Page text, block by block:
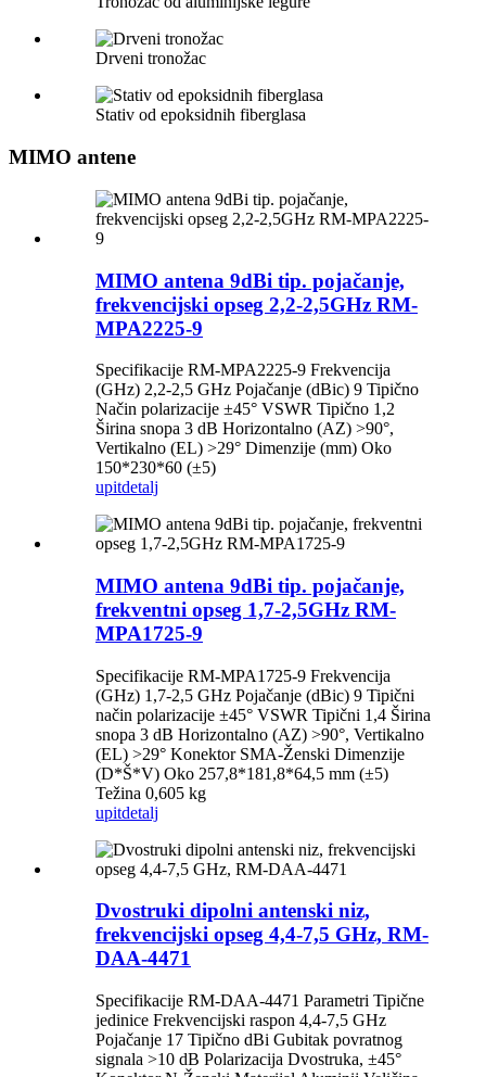
Drveni tronožac
Stativ od epoksidnih fiberglasa
MIMO antene
MIMO antena 9dBi tip. pojačanje,
frekvencijski opseg 2,2-2,5GHz RM-
MPA2225-9
Specifikacije RM-MPA2225-9 Frekvencija
(GHz) 2,2-2,5 GHz Pojačanje (dBic) 9 Tipično
Način polarizacije ±45° VSWR Tipično 1,2
Širina snopa 3 dB Horizontalno (AZ) >90°,
Vertikalno (EL) >29° Dimenzije (mm) Oko
150*230*60 (±5)
upitdetalj
MIMO antena 9dBi tip. pojačanje,
frekventni opseg 1,7-2,5GHz RM-
MPA1725-9
Specifikacije RM-MPA1725-9 Frekvencija
(GHz) 1,7-2,5 GHz Pojačanje (dBic) 9 Tipični
način polarizacije ±45° VSWR Tipični 1,4 Širina
snopa 3 dB Horizontalno (AZ) >90°, Vertikalno
(EL) >29° Konektor SMA-Ženski Dimenzije
(D*Š*V) Oko 257,8*181,8*64,5 mm (±5)
Težina 0,605 kg
upitdetalj
Dvostruki dipolni antenski niz,
frekvencijski opseg 4,4-7,5 GHz, RM-
DAA-4471
Specifikacije RM-DAA-4471 Parametri Tipične
jedinice Frekvencijski raspon 4,4-7,5 GHz
Pojačanje 17 Tipično dBi Gubitak povratnog
signala >10 dB Polarizacija Dvostruka, ±45°